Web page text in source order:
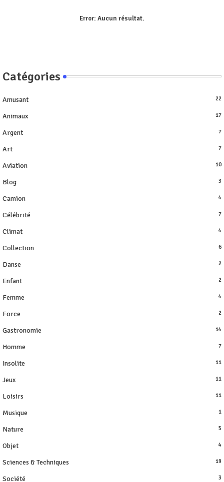
Error: Aucun résultat.
Catégories
Amusant 22
Animaux 17
Argent 7
Art 7
Aviation 10
Blog 3
Camion 4
Célébrité 7
Climat 4
Collection 6
Danse 2
Enfant 2
Femme 4
Force 2
Gastronomie 14
Homme 7
Insolite 11
Jeux 11
Loisirs 11
Musique 1
Nature 5
Objet 4
Sciences & Techniques 19
Société 3